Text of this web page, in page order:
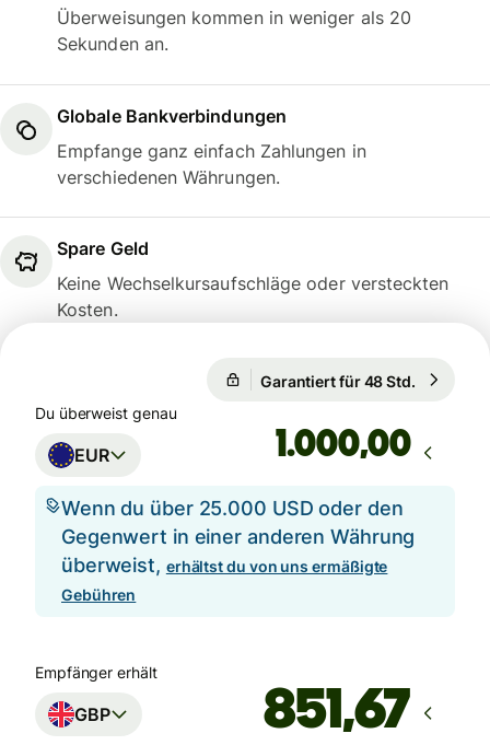
Überweisungen kommen in weniger als 20
Sekunden an.
Globale Bankverbindungen
Empfange ganz einfach Zahlungen in
verschiedenen Währungen.
Spare Geld
Keine Wechselkursaufschläge oder versteckten
Kosten.
Du überweist genau
EUR ,00
Wenn du über 25.000 USD oder den
Gegenwert in einer anderen Währung
überweist, erhältst du von uns ermäßigte
Gebühren
Empfänger erhält
GBP